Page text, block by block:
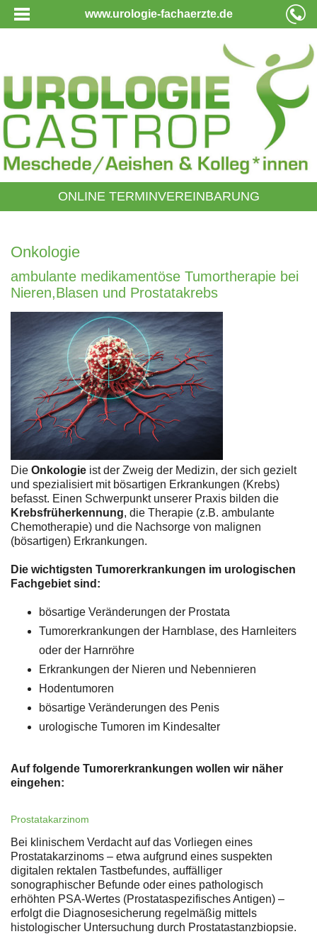
www.urologie-fachaerzte.de
ONLINE TERMINVEREINBARUNG
Onkologie
ambulante medikamentöse Tumortherapie bei
Nieren,Blasen und Prostatakrebs
Die Onkologie ist der Zweig der Medizin, der sich gezielt
und spezialisiert mit bösartigen Erkrankungen (Krebs)
befasst. Einen Schwerpunkt unserer Praxis bilden die
Krebsfrüherkennung, die Therapie (z.B. ambulante
Chemotherapie) und die Nachsorge von malignen
(bösartigen) Erkrankungen.
Die wichtigsten Tumorerkrankungen im urologischen
Fachgebiet sind:
bösartige Veränderungen der Prostata
Tumorerkrankungen der Harnblase, des Harnleiters
oder der Harnröhre
Erkrankungen der Nieren und Nebennieren
Hodentumoren
bösartige Veränderungen des Penis
urologische Tumoren im Kindesalter
Auf folgende Tumorerkrankungen wollen wir näher
eingehen:
Prostatakarzinom
Bei klinischem Verdacht auf das Vorliegen eines
Prostatakarzinoms – etwa aufgrund eines suspekten
digitalen rektalen Tastbefundes, auffälliger
sonographischer Befunde oder eines pathologisch
erhöhten PSA-Wertes (Prostataspezifisches Antigen) –
erfolgt die Diagnosesicherung regelmäßig mittels
histologischer Untersuchung durch Prostatastanzbiopsie.